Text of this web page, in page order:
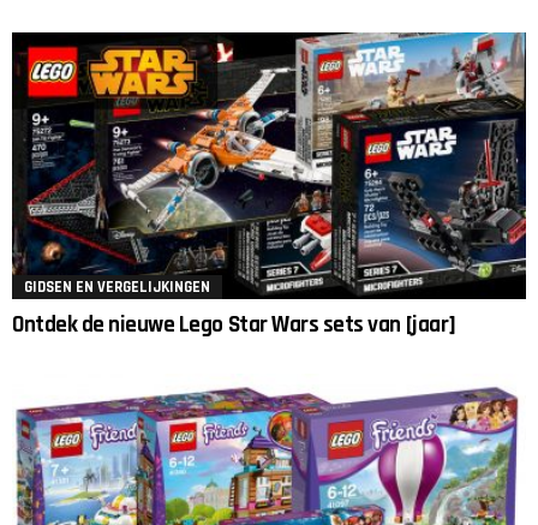
GIDSEN EN VERGELIJKINGEN
Ontdek de nieuwe Lego Star Wars sets van [jaar]